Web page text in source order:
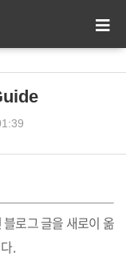
로그 글을 새로이 옮
.